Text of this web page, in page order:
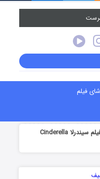
فیلم
دانلود فیلم سیندرلا Cinderella